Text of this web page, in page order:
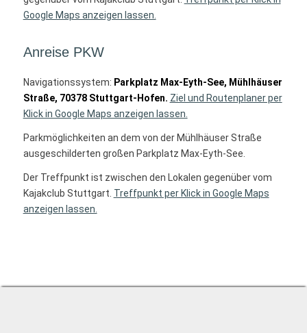
Google Maps anzeigen lassen.
Anreise PKW
Navigationssystem: Parkplatz Max-Eyth-See, Mühlhäuser
Straße, 70378 Stuttgart-Hofen. Ziel und Routenplaner per
Klick in Google Maps anzeigen lassen.
Parkmöglichkeiten an dem von der Mühlhäuser Straße
ausgeschilderten großen Parkplatz Max-Eyth-See.
Der Treffpunkt ist zwischen den Lokalen gegenüber vom
Kajakclub Stuttgart. Treffpunkt per Klick in Google Maps
anzeigen lassen.